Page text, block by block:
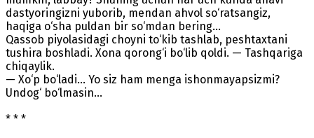
dastyoringizni yuborib, mendan ahvol so‘ratsangiz,
haqiga o‘sha puldan bir so‘mdan bering...
Qassob piyolasidagi choyni to‘kib tashlab, peshtaxtani
tushira boshladi. Xona qorong‘i bo‘lib qoldi. — Tashqariga
chiqaylik.
— Xo‘p bo‘ladi... Yo siz ham menga ishonmayapsizmi?
Undog‘ bo‘lmasin...
* * *